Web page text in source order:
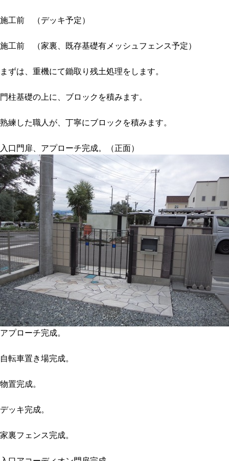
施工前 （デッキ予定）
施工前 （家裏、既存基礎有メッシュフェンス予定）
まずは、重機にて鋤取り残土処理をします。
門柱基礎の上に、ブロックを積みます。
熟練した職人が、丁寧にブロックを積みます。
入口門扉、アプローチ完成。（正面）
アプローチ完成。
自転車置き場完成。
物置完成。
デッキ完成。
家裏フェンス完成。